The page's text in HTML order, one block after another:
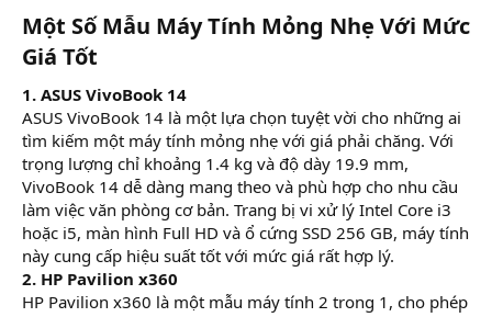
Một Số Mẫu Máy Tính Mỏng Nhẹ Với Mức
Giá Tốt​
1. ASUS VivoBook 14
ASUS VivoBook 14 là một lựa chọn tuyệt vời cho những ai
tìm kiếm một máy tính mỏng nhẹ với giá phải chăng. Với
trọng lượng chỉ khoảng 1.4 kg và độ dày 19.9 mm,
VivoBook 14 dễ dàng mang theo và phù hợp cho nhu cầu
làm việc văn phòng cơ bản. Trang bị vi xử lý Intel Core i3
hoặc i5, màn hình Full HD và ổ cứng SSD 256 GB, máy tính
này cung cấp hiệu suất tốt với mức giá rất hợp lý.
2. HP Pavilion x360
HP Pavilion x360 là một mẫu máy tính 2 trong 1, cho phép